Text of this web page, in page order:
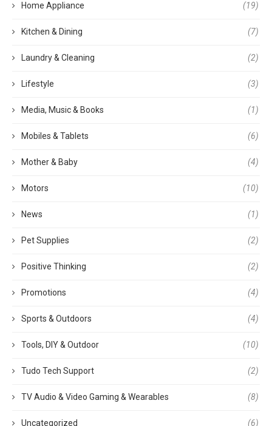
Home Appliance (19)
Kitchen & Dining (7)
Laundry & Cleaning (2)
Lifestyle (3)
Media, Music & Books (1)
Mobiles & Tablets (6)
Mother & Baby (4)
Motors (10)
News (1)
Pet Supplies (2)
Positive Thinking (2)
Promotions (4)
Sports & Outdoors (4)
Tools, DIY & Outdoor (10)
Tudo Tech Support (2)
TV Audio & Video Gaming & Wearables (8)
Uncategorized (6)